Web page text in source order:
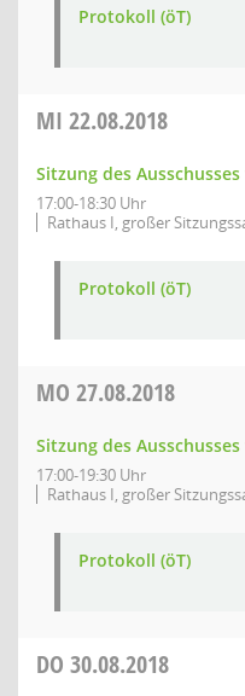
Protokoll (öT)
MI 22.08.2018
Sitzung des
17:00-18:30 Uhr
Rathaus I, großer
Protokoll (öT)
MO 27.08.2018
Sitzung des
17:00-19:30 Uhr
Rathaus I, großer
Protokoll (öT)
DO 30.08.2018